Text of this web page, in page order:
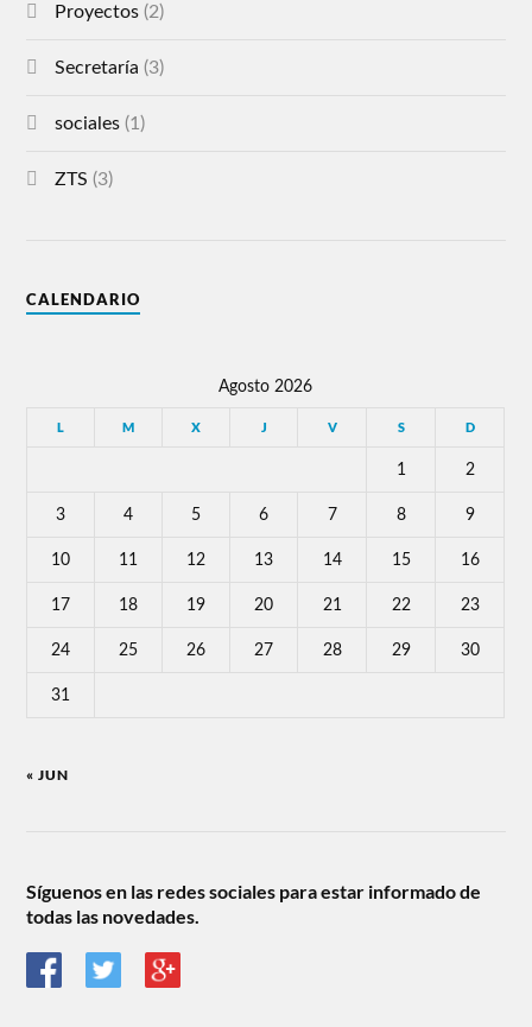
Proyectos (2)
Secretaría (3)
sociales (1)
ZTS (3)
CALENDARIO
Agosto 2026
L M X J V S D
1 2
3 4 5 6 7 8 9
10 11 12 13 14 15 16
17 18 19 20 21 22 23
24 25 26 27 28 29 30
31
« JUN
Síguenos en las redes sociales para estar informado de
todas las novedades.